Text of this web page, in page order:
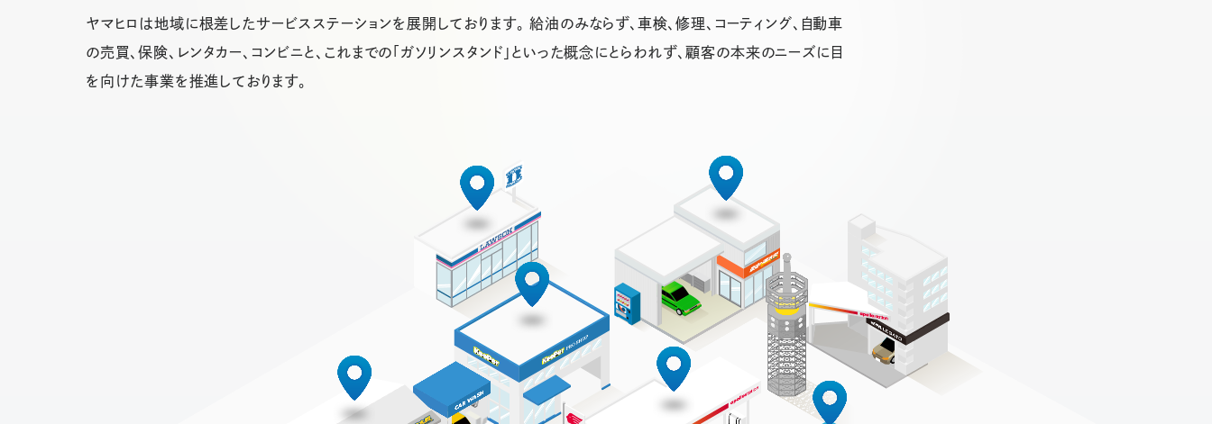
ヤマヒロは地域に根差したサービスステーションを展開しております。 給油のみならず、車検、修理、コーティング、自動車
の売買、保険、レンタカー、コンビニと、これまでの「ガソリンスタンド」といった概念にとらわれず、顧客の本来のニーズに目
を向けた事業を推進しております。